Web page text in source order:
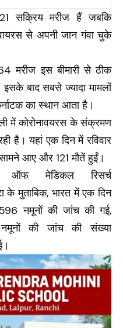
सक्रिय मरीज हैं जबकि
से अपनी जान गंवा चुके
मरीज इस बीमारी से ठीक
बाद सबसे ज्यादा मामलों
का स्थान आता है।
में कोरोनावयरस के संक्रमण
है। यहां एक दिन में रविवार
आए और 121 मौतें हुईं।
ऑफ मेडिकल रिसर्च
मुताबिक, भारत में एक दिन
नमूनों की जांच की गई,
की जांच की संख्या